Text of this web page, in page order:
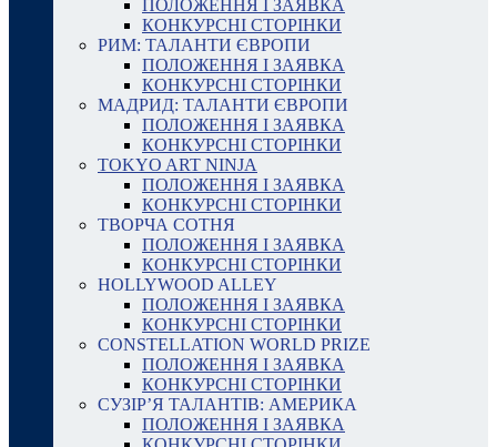
ПОЛОЖЕННЯ І ЗАЯВКА
КОНКУРСНІ СТОРІНКИ
РИМ: ТАЛАНТИ ЄВРОПИ
ПОЛОЖЕННЯ І ЗАЯВКА
КОНКУРСНІ СТОРІНКИ
МАДРИД: ТАЛАНТИ ЄВРОПИ
ПОЛОЖЕННЯ І ЗАЯВКА
КОНКУРСНІ СТОРІНКИ
TOKYO ART NINJA
ПОЛОЖЕННЯ І ЗАЯВКА
КОНКУРСНІ СТОРІНКИ
ТВОРЧА СОТНЯ
ПОЛОЖЕННЯ І ЗАЯВКА
КОНКУРСНІ СТОРІНКИ
HOLLYWOOD ALLEY
ПОЛОЖЕННЯ І ЗАЯВКА
КОНКУРСНІ СТОРІНКИ
CONSTELLATION WORLD PRIZE
ПОЛОЖЕННЯ І ЗАЯВКА
КОНКУРСНІ СТОРІНКИ
СУЗІР’Я ТАЛАНТІВ: АМЕРИКА
ПОЛОЖЕННЯ І ЗАЯВКА